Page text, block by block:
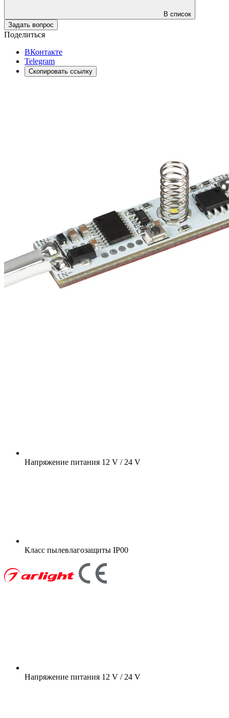
В список
Задать вопрос
Поделиться
ВКонтакте
Telegram
Скопировать ссылку
Напряжение питания 12 V / 24 V
Класс пылевлагозащиты IP00
Напряжение питания 12 V / 24 V